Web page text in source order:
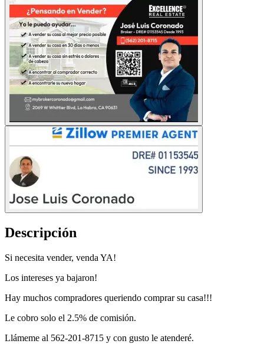
Descripción
Si necesita vender, venda YA!
Los intereses ya bajaron!
Hay muchos compradores queriendo comprar su casa!!!
Le cobro solo el 2.5% de comisión.
Llámeme al 562-201-8715 y con gusto le atenderé.